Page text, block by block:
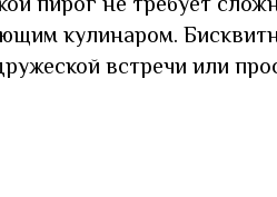
кулинаром.
встречи или